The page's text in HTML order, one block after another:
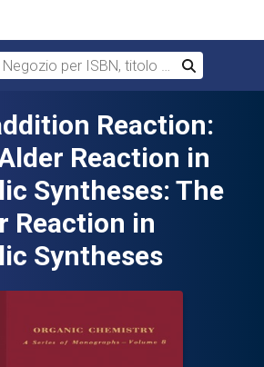
per ISBN, titolo o autore
Cerca
Reaction:
Reaction in
Syntheses: The
Reaction in
Syntheses